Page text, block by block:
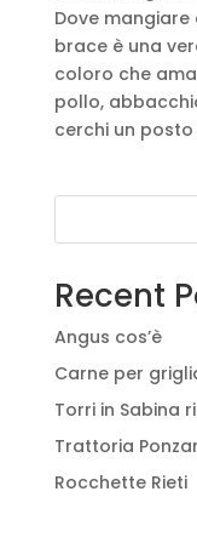
Dove
brace è una
coloro che
pollo,
cerchi un
Recent
Angus cos’è
Carne per
Torri in Sabina
Trattoria
Rocchette Rieti